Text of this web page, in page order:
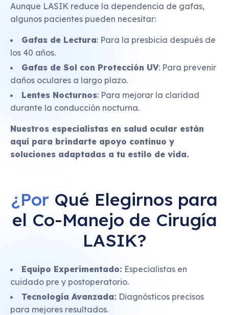
Aunque LASIK reduce la dependencia de gafas,
algunos pacientes pueden necesitar:
Gafas de Lectura: Para la presbicia después de
los 40 años.
Gafas de Sol con Protección UV: Para prevenir
daños oculares a largo plazo.
Lentes Nocturnos: Para mejorar la claridad
durante la conducción nocturna.
Nuestros especialistas en salud ocular están
aquí para brindarte apoyo continuo y
soluciones adaptadas a tu estilo de vida.
¿Por Qué Elegirnos para
el Co-Manejo de Cirugía
LASIK?
Equipo Experimentado: Especialistas en
cuidado pre y postoperatorio.
Tecnología Avanzada: Diagnósticos precisos
para mejores resultados.